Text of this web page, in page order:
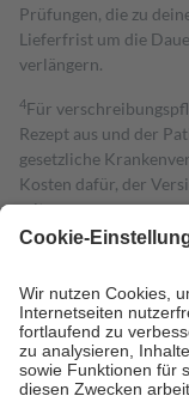
Prüfungen, die zu
Lieferfrist um die
verlängern.
4Für
Rezept aus und der
gesetzliche
Kosten dafür, der
mit.
Grundsätzlich leisten
höchstens zehn Euro.
Kosten der Leistung
Diese Regeln gelten
Bei Heilmitteln und
Zuzahlung zehn